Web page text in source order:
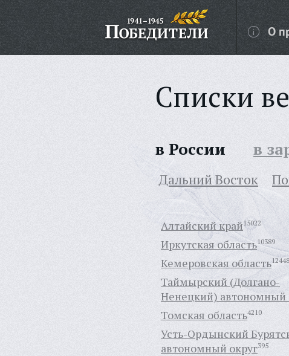
О
Списки
в России в
Дальний Восток
Алтайский край15022
Иркутская область10389
Кемеровская область12448
Таймырский (Долгано-
Ненецкий) автономный
Томская область4210
Усть-Ордынский
автономный округ395